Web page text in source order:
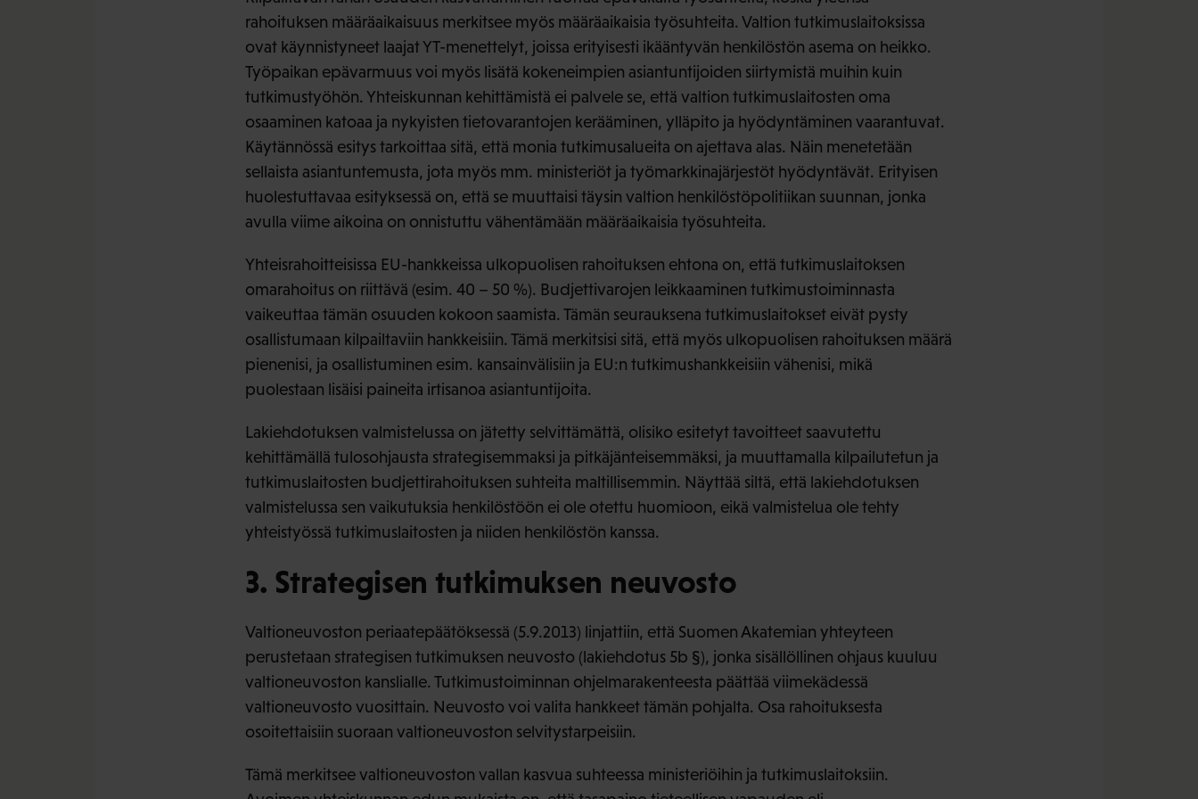
rahoituksen määräaikaisuus merkitsee myös määräaikaisia työsuhteita. Valtion tutkimuslaitoksissa
ovat käynnistyneet laajat YT-menettelyt, joissa erityisesti ikääntyvän henkilöstön asema on heikko.
Työpaikan epävarmuus voi myös lisätä kokeneimpien asiantuntijoiden siirtymistä muihin kuin
tutkimustyöhön. Yhteiskunnan kehittämistä ei palvele se, että valtion tutkimuslaitosten oma
osaaminen katoaa ja nykyisten tietovarantojen kerääminen, ylläpito ja hyödyntäminen vaarantuvat.
Käytännössä esitys tarkoittaa sitä, että monia tutkimusalueita on ajettava alas. Näin menetetään
sellaista asiantuntemusta, jota myös mm. ministeriöt ja työmarkkinajärjestöt hyödyntävät. Erityisen
huolestuttavaa esityksessä on, että se muuttaisi täysin valtion henkilöstöpolitiikan suunnan, jonka
avulla viime aikoina on onnistuttu vähentämään määräaikaisia työsuhteita.
Yhteisrahoitteisissa EU-hankkeissa ulkopuolisen rahoituksen ehtona on, että tutkimuslaitoksen
omarahoitus on riittävä (esim. 40 – 50 %). Budjettivarojen leikkaaminen tutkimustoiminnasta
vaikeuttaa tämän osuuden kokoon saamista. Tämän seurauksena tutkimuslaitokset eivät pysty
osallistumaan kilpailtaviin hankkeisiin. Tämä merkitsisi sitä, että myös ulkopuolisen rahoituksen määrä
pienenisi, ja osallistuminen esim. kansainvälisiin ja EU:n tutkimushankkeisiin vähenisi, mikä
puolestaan lisäisi paineita irtisanoa asiantuntijoita.
Lakiehdotuksen valmistelussa on jätetty selvittämättä, olisiko esitetyt tavoitteet saavutettu
kehittämällä tulosohjausta strategisemmaksi ja pitkäjänteisemmäksi, ja muuttamalla kilpailutetun ja
tutkimuslaitosten budjettirahoituksen suhteita maltillisemmin. Näyttää siltä, että lakiehdotuksen
valmistelussa sen vaikutuksia henkilöstöön ei ole otettu huomioon, eikä valmistelua ole tehty
yhteistyössä tutkimuslaitosten ja niiden henkilöstön kanssa.
3. Strategisen tutkimuksen neuvosto
Valtioneuvoston periaatepäätöksessä (5.9.2013) linjattiin, että Suomen Akatemian yhteyteen
perustetaan strategisen tutkimuksen neuvosto (lakiehdotus 5b §), jonka sisällöllinen ohjaus kuuluu
valtioneuvoston kanslialle. Tutkimustoiminnan ohjelmarakenteesta päättää viimekädessä
valtioneuvosto vuosittain. Neuvosto voi valita hankkeet tämän pohjalta. Osa rahoituksesta
osoitettaisiin suoraan valtioneuvoston selvitystarpeisiin.
Tämä merkitsee valtioneuvoston vallan kasvua suhteessa ministeriöihin ja tutkimuslaitoksiin.